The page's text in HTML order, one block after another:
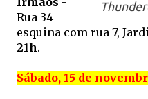
Rua 34
esquina com rua 7,
21h.
Sábado, 15 de